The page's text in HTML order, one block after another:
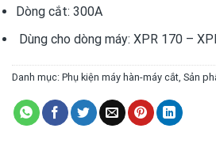
Dòng cắt: 300A
Dùng cho dòng máy: XPR 170 –
Danh mục: Phụ kiện máy hàn-máy cắt, Sản